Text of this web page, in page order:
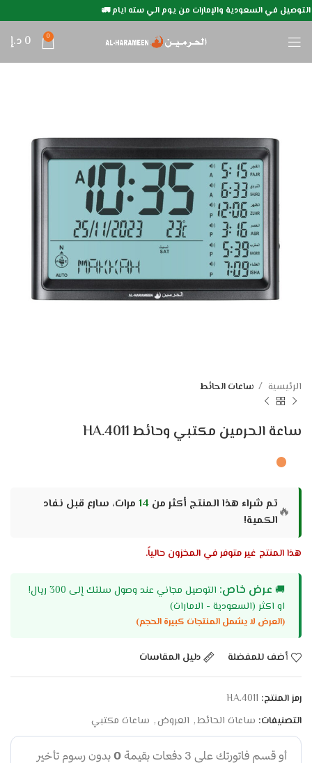
التوصيل في السعودية والإمارات من يوم الي سته ايام 🚛
0
0 د.إ
الرئيسية ساعات الحائط
ساعة الحرمين مكتبي وحائط HA.4011
🔥تم شراء هذا المنتج أكثر من 14 مرات، سارع قبل نفاد
الكمية!
هذا المنتج غير متوفر في المخزون حالياً.
🚚 عرض خاص:
التوصيل مجاني عند وصول سلتك إلى 300 ريال!
او اكثر (السعودية - الامارات)
(العرض لا يشمل المنتجات كبيرة الحجم)
أضف للمفضلة دليل المقاسات
رمز المنتج: HA.4011
التصنيفات: ساعات الحائط, العروض, ساعات مكتبي